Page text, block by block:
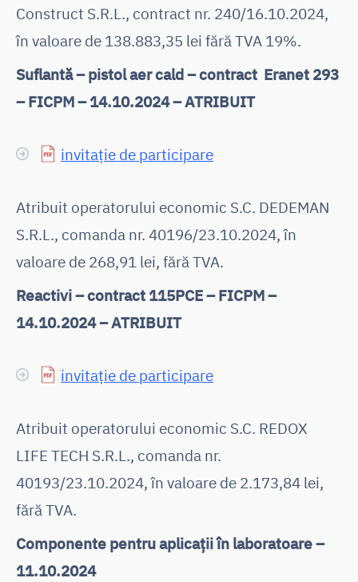
Construct S.R.L., contract nr. 240/16.10.2024,
în valoare de 138.883,35 lei fără TVA 19%.
Suflantă – pistol aer cald – contract Eranet 293
– FICPM – 14.10.2024 – ATRIBUIT
invitație de participare
Atribuit operatorului economic S.C. DEDEMAN
S.R.L., comanda nr. 40196/23.10.2024, în
valoare de 268,91 lei, fără TVA.
Reactivi – contract 115PCE – FICPM –
14.10.2024 – ATRIBUIT
invitație de participare
Atribuit operatorului economic S.C. REDOX
LIFE TECH S.R.L., comanda nr.
40193/23.10.2024, în valoare de 2.173,84 lei,
fără TVA.
Componente pentru aplicații în laboratoare –
11.10.2024